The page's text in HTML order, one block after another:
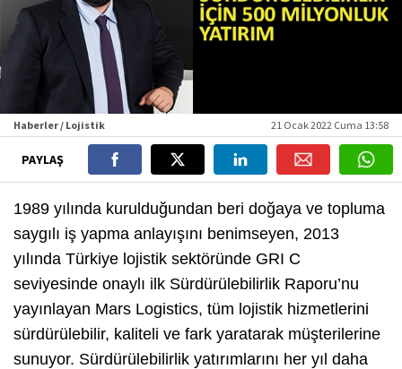
Haberler / Lojistik 21 Ocak 2022 Cuma 13:58
PAYLAŞ
1989 yılında kurulduğundan beri doğaya ve topluma
saygılı iş yapma anlayışını benimseyen, 2013
yılında Türkiye lojistik sektöründe GRI C
seviyesinde onaylı ilk Sürdürülebilirlik Raporu’nu
yayınlayan Mars Logistics, tüm lojistik hizmetlerini
sürdürülebilir, kaliteli ve fark yaratarak müşterilerine
sunuyor. Sürdürülebilirlik yatırımlarını her yıl daha